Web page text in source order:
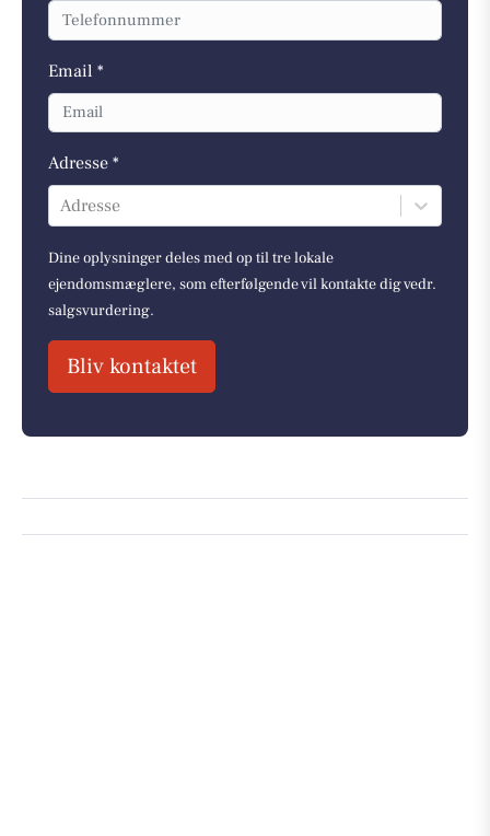
Email *
Adresse *
Adresse
Dine oplysninger deles med op til tre lokale
ejendomsmæglere, som efterfølgende vil kontakte dig vedr.
salgsvurdering.
Bliv kontaktet